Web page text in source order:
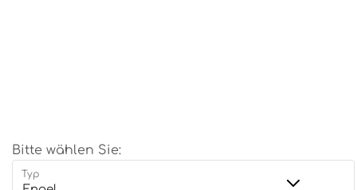
Bitte wählen Sie:
Typ